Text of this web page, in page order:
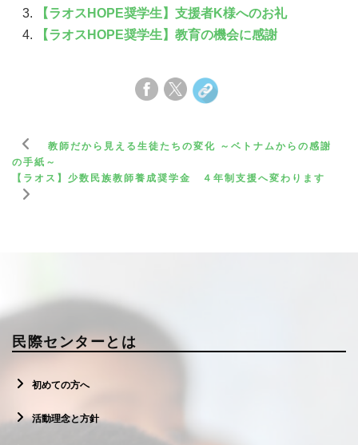
【ラオスHOPE奨学生】支援者K様へのお礼
【ラオスHOPE奨学生】教育の機会に感謝
教師だから見える生徒たちの変化 ～ベトナムからの感謝
の手紙～
【ラオス】少数民族教師養成奨学金 ４年制支援へ変わります
民際センターとは
初めての方へ
活動理念と方針